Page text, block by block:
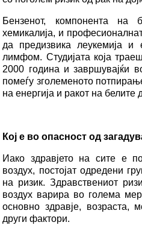
Бензенот, компонента на
хемикалија, и
да предизвика леукемија
лимфом. Студијата која
2000 година и завршувајќи
помеѓу зголеменото
на енергија и ракот на белите
Кој е во опасност од
Иако здравјето на сите е
воздух, постојат одредени
на ризик. Здравствениот
воздух варира во голема
основно здравје, возраста,
други фактори.